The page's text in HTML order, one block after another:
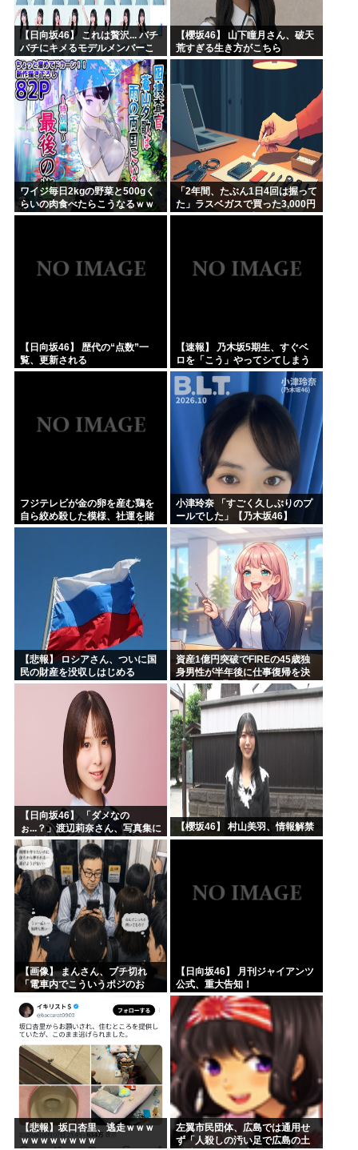
【日向坂46】 これは贅沢... バチ
バチにキメるモデルメンバーこ
ちら
【櫻坂46】 山下瞳月さん、破天
荒すぎる生き方がこちら
ワイジ毎日2kgの野菜と500gく
らいの肉食べたらこうなるｗｗ
ｗ
「2年間、たぶん1日4回は握って
た」ラスベガスで買った3,000円
のキーホルダーを調べたら
【日向坂46】 歴代の“点数”一
覧、更新される
【速報】 乃木坂5期生、すぐベ
ロを「こう」やってシてしまう
ｗｗｗｗｗｗ
フジテレビが金の卵を産む鶏を
自ら絞め殺した模様、社運を賭
けたドル箱コンテンツが御蔵入
小津玲奈 「すごく久しぶりのプ
ールでした」【乃木坂46】
【悲報】 ロシアさん、ついに国
民の財産を没収しはじめる
資産1億円突破でFIREの45歳独
身男性が半年後に仕事復帰を決
意した「1通の通知」
【日向坂46】 「ダメなの
ぉ...？」渡辺莉奈さん、写真集に
興味津々
【櫻坂46】 村山美羽、情報解禁
【画像】 まんさん、ブチ切れ
「電車内でこういうポジのお
【日向坂46】 月刊ジャイアンツ
公式、重大告知！
【悲報】坂口杏里、逃走ｗｗｗ
ｗｗｗｗｗｗｗｗ
左翼市民団体、広島では通用せ
ず「人殺しの汚い足で広島の土